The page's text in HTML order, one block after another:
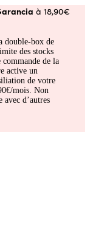
à 18,90€
double-box de
des stocks
de la
active un
de votre
mois. Non
avec d’autres